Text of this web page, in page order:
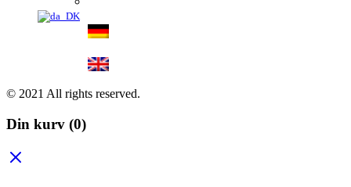
© 2021 All rights reserved.
Din kurv (0)